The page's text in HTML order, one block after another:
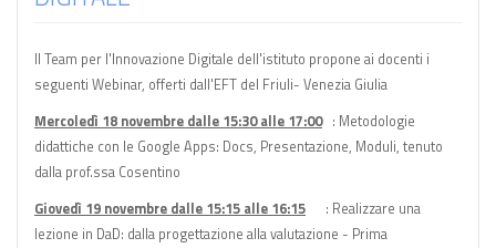
Il Team per l'Innovazione Digitale dell'istituto propone ai docenti i
seguenti Webinar, offerti dall'EFT del Friuli- Venezia Giulia
Mercoledì 18 novembre dalle 15:30 alle 17:00: Metodologie
didattiche con le Google Apps: Docs, Presentazione, Moduli, tenuto
dalla prof.ssa Cosentino
Giovedì 19 novembre dalle 15:15 alle 16:15 : Realizzare una
lezione in DaD: dalla progettazione alla valutazione - Prima